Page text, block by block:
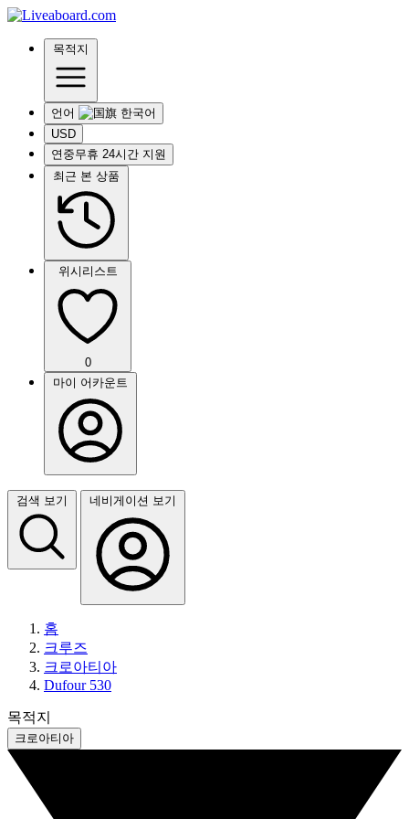
목적지
언어
USD
연중무휴 24시간 지원
최근 본 상품
위시리스트
0
마이 어카운트
검색 보기 네비게이션 보기
홈
크루즈
크로아티아
Dufour 530
목적지
크로아티아